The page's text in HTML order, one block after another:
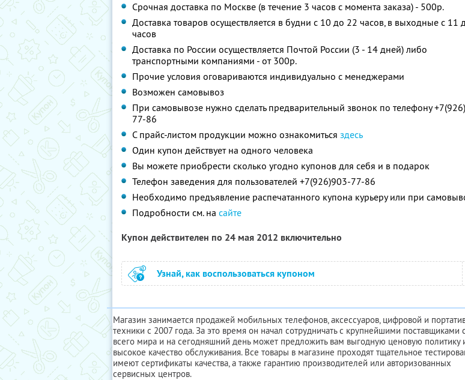
Срочная доставка по Москве (в течение 3 часов с момента заказа) - 500р.
Доставка товаров осуществляется в будни с 10 до 22 часов, в выходные с 11
часов
Доставка по России осуществляется Почтой России (3 - 14 дней) либо
транспортными компаниями - от 300р.
Прочие условия оговариваются индивидуально с менеджерами
Возможен самовывоз
При самовывозе нужно сделать предварительный звонок по телефону
77-86
С прайс-листом продукции можно ознакомиться здесь
Один купон действует на одного человека
Вы можете приобрести сколько угодно купонов для себя и в подарок
Телефон заведения для пользователей +7(926)903-77-86
Необходимо предъявление распечатанного купона курьеру или при
Подробности см. на сайте
Купон действителен по 24 мая 2012 включительно
Узнай, как воспользоваться купоном
Магазин занимается продажей мобильных телефонов, аксессуаров, цифровой и
техники с 2007 года. За это время он начал сотрудничать с крупнейшими поставщиками
всего мира и на сегодняшний день может предложить вам выгодную ценовую политику
высокое качество обслуживания. Все товары в магазине проходят тщательное
имеют сертификаты качества, а также гарантию производителей или авторизованных
сервисных центров.